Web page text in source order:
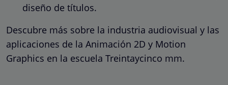
diseño de títulos.
Descubre más sobre la industria audiovisual y las
aplicaciones de la Animación 2D y Motion
Graphics en la escuela Treintaycinco mm.